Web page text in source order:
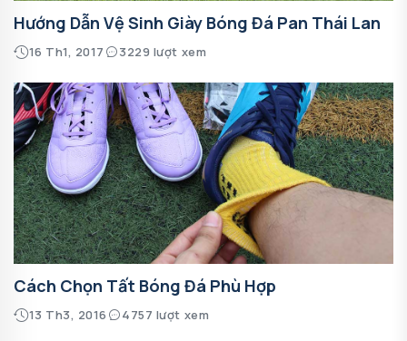
Hướng Dẫn Vệ Sinh Giày Bóng Đá Pan Thái Lan
16 Th1, 2017 3229 lượt xem
Cách Chọn Tất Bóng Đá Phù Hợp
13 Th3, 2016 4757 lượt xem